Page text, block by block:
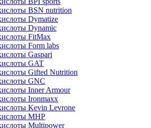
BSN nutrition
Dymatize
Dynamic
FitMax
Form labs
Gaspari
GAT
Gifted Nutrition
GNC
Inner Armour
Ironmaxx
Kevin Levrone
MHP
Multipower